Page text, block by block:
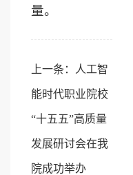
量。
上一条： 人工智
能时代职业院校
“十五五”高质量
发展研讨会在我
院成功举办